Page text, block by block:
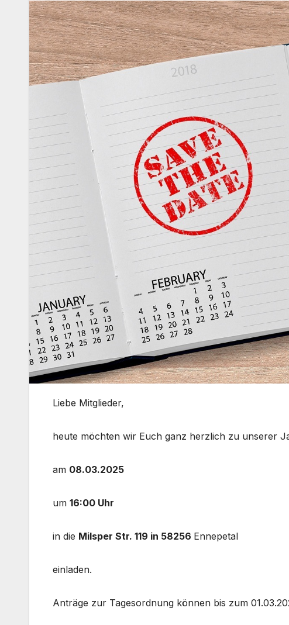
Liebe Mitglieder,
heute möchten wir Euch ganz herzlich zu unserer
am 08.03.2025
um 16:00 Uhr
in die Milsper Str. 119 in 58256 Ennepetal
einladen.
Anträge zur Tagesordnung können bis zum